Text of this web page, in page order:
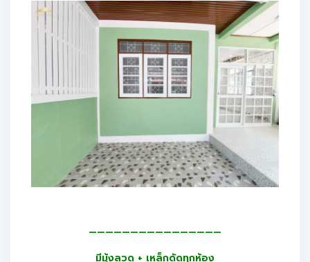
————————————————
มีมุ้งลวด + เหล็กดัดทุกห้อง